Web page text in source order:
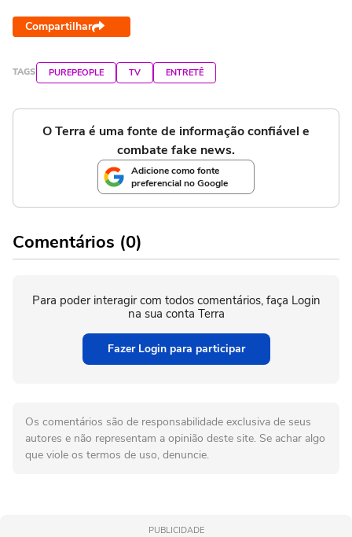
Compartilhar
TAGS PUREPEOPLE TV ENTRETÊ
O Terra é uma fonte de informação confiável e
combate fake news.
Adicione como fonte
preferencial no Google
Comentários (0)
Para poder interagir com todos comentários, faça Login
na sua conta Terra
Fazer Login para participar
Os comentários são de responsabilidade exclusiva de seus
autores e não representam a opinião deste site. Se achar algo
que viole os termos de uso, denuncie.
PUBLICIDADE